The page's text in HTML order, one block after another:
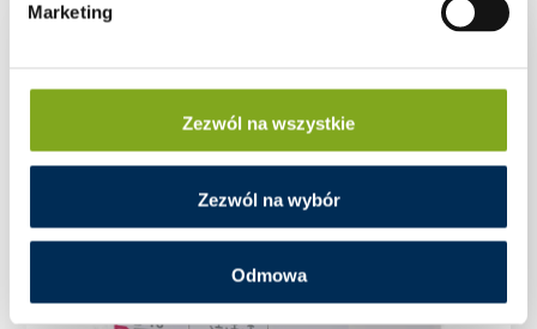
Marketing
Zezwól na wszystkie
Zezwól na wybór
Odmowa